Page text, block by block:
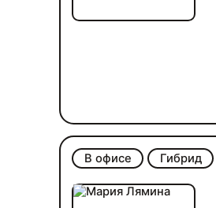
В офисе Гибрид